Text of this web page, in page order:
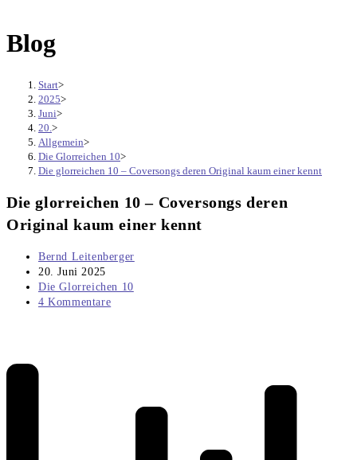
Blog
Start>
2025>
Juni>
20. >
Allgemein>
Die Glorreichen 10>
Die glorreichen 10 – Coversongs deren Original kaum einer kennt
Die glorreichen 10 – Coversongs deren
Original kaum einer kennt
Beitrags-
Autor:
Bernd Leitenberger
Beitrag
veröffentlicht:
20. Juni 2025
Beitrags-
Kategorie:
Die Glorreichen 10
Beitrags-
4 Kommentare